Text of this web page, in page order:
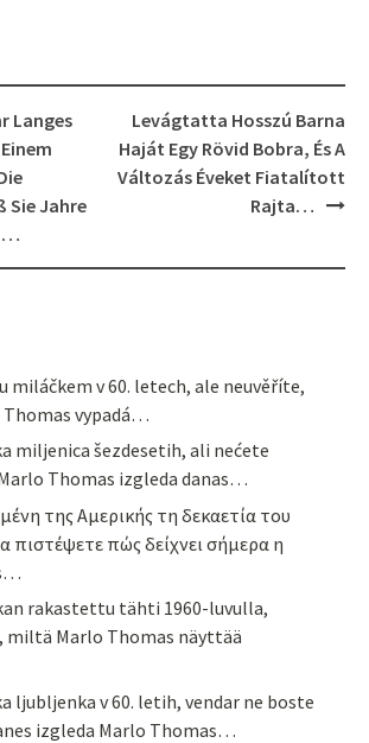
Langes
Sie Jahre
Levágtatta Hosszú Barna
Haját Egy Rövid Bobra, És A
Változás Éveket Fiatalított
Rajta…
miláčkem v 60. letech, ale neuvěříte,
Thomas vypadá…
miljenica šezdesetih, ali nećete
Thomas izgleda danas…
της Αμερικής τη δεκαετία του
πιστέψετε πώς δείχνει σήμερα η
rakastettu tähti 1960-luvulla,
miltä Marlo Thomas näyttää
ljubljenka v 60. letih, vendar ne boste
izgleda Marlo Thomas…